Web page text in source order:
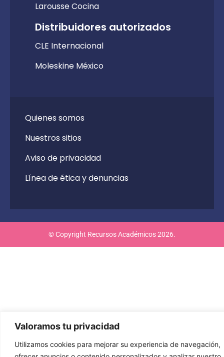
Valoramos tu privacidad
Utilizamos cookies para mejorar su experiencia de navegación,
Larousse Cocina
Distribuidores autorizados
CLE Internacional
Moleskine México
Quienes somos
Nuestros sitios
Aviso de privacidad
Línea de ética y denuncias
© Copyright Recursos Académicos 2026.